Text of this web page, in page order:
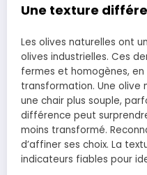
Une texture
Les olives naturelles ont
olives industrielles. Ces
fermes et homogènes,
transformation. Une olive
une chair plus souple,
différence peut
moins transformé.
d’affiner ses choix. La
indicateurs fiables pour